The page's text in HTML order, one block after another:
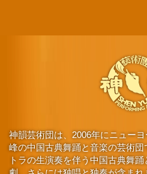
神韻芸術団は、2006年にニュー
峰の中国古典舞踊と音楽の芸術
トラの生演奏を伴う中国古典舞